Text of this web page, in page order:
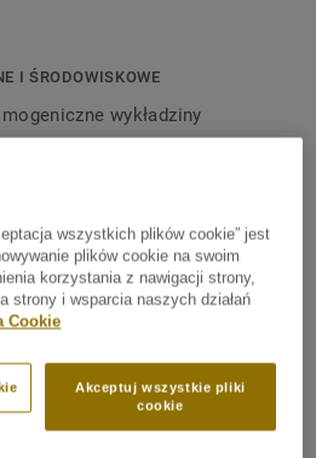
I ŚRODOWISKOWE
wykładziny
34 Bardzo intensywne natężenie
43 Intensywne natężenie ruchu
Płytka (1 nr SAP)
wszystkich plików cookie” jest
plików cookie na swoim
korzystania z nawigacji strony,
strony i wsparcia naszych działań
Cookie
Akceptuj wszystkie pliki
cookie